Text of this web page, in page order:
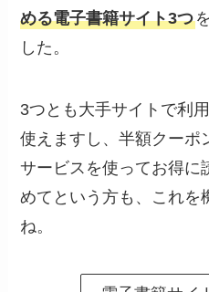
める電子書籍サイト3つ
した。
3つとも大手サイトで利
使えますし、半額クーポ
サービスを使ってお得に
めてという方も、これを
ね。